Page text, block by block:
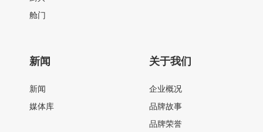
舱门
新闻
新闻
媒体库
关于我们
企业概况
品牌故事
品牌荣誉